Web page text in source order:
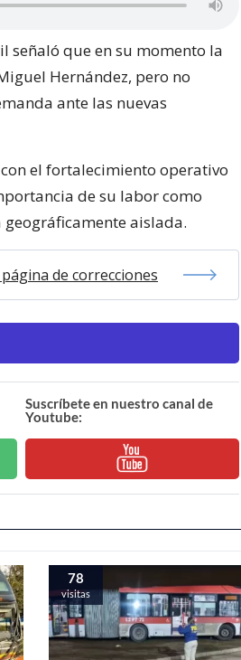
que en su momento la
Hernández, pero no
ante las nuevas
el fortalecimiento operativo
de su labor como
aislada.
de correcciones
Suscríbete en nuestro canal de
Youtube:
78
visitas